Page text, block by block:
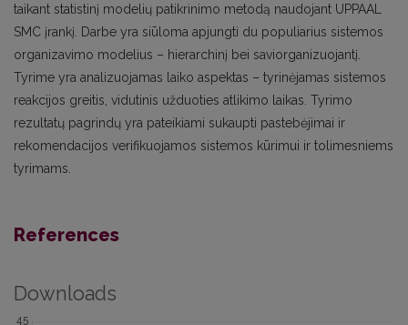
taikant statistinį modelių patikrinimo metodą naudojant UPPAAL
SMC įrankį. Darbe yra siūloma apjungti du populiarius sistemos
organizavimo modelius – hierarchinį bei saviorganizuojantį.
Tyrime yra analizuojamas laiko aspektas – tyrinėjamas sistemos
reakcijos greitis, vidutinis užduoties atlikimo laikas. Tyrimo
rezultatų pagrindų yra pateikiami sukaupti pastebėjimai ir
rekomendacijos verifikuojamos sistemos kūrimui ir tolimesniems
tyrimams.
References
Downloads